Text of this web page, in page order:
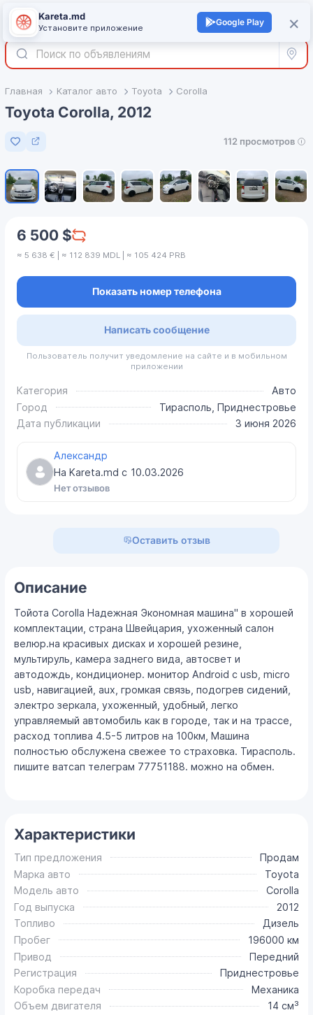
Войти +
Все
Главная Каталог авто Toyota Corolla
Toyota Corolla, 2012
Добавить в избранное
112 просмотров
6 500 $
≈ 5 638 € | ≈ 112 839 MDL | ≈ 105 424 PRB
Показать номер телефона
Написать сообщение
Пользователь получит уведомление на сайте и в мобильном
приложении
Категория
Авто
Город
Тирасполь, Приднестровье
Дата публикации
3 июня 2026
Александр
На Kareta.md с 10.03.2026
Нет отзывов
Оставить отзыв
Описание
Тойота Corolla Надежная Экономная машина" в хорошей
комплектации, страна Швейцария, ухоженный салон
велюр.на красивых дисках и хорошей резине,
мультируль, камера заднего вида, автосвет и
автодождь, кондиционер. монитор Android с usb, micro
usb, навигацией, aux, громкая связь, подогрев сидений,
электро зеркала, ухоженный, удобный, легко
управляемый автомобиль как в городе, так и на трассе,
расход топлива 4.5-5 литров на 100км, Машина
полностью обслужена свежее то страховка. Тирасполь.
пишите ватсап телеграм 77751188. можно на обмен.
Характеристики
Тип предложения
Продам
Марка авто
Toyota
Модель авто
Corolla
Год выпуска
2012
Топливо
Дизель
Пробег
196000 км
Привод
Передний
Регистрация
Приднестровье
Коробка передач
Механика
Объем двигателя
14 см³
×
Kareta.md
Установите приложение
Google Play